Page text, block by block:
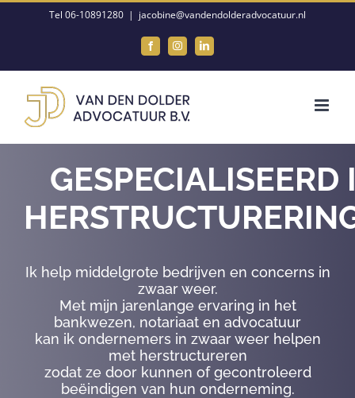
Tel 06-10891280 | jacobine@vandendolderadvocatuur.nl
FacebookInstagramLinkedIn
GESPECIALISEERD
Ik help middelgrote bedrijven en concerns in
zwaar weer.
Met mijn jarenlange ervaring in het
bankwezen, notariaat en advocatuur
kan ik ondernemers in zwaar weer helpen
met herstructureren
zodat ze door kunnen of gecontroleerd
beëindigen van hun onderneming.